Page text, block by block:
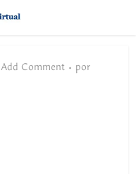
Add Comment por